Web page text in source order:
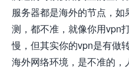
服务器都是海外的节点，
测，都不准，就像你用vpn
慢，但其实你的vpn是有做
海外网络环境，是不准的